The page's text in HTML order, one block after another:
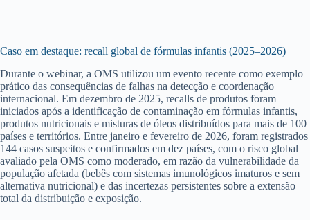
Caso em destaque: recall global de fórmulas infantis (2025–2026)
Durante o webinar, a OMS utilizou um evento recente como exemplo
prático das consequências de falhas na detecção e coordenação
internacional. Em dezembro de 2025, recalls de produtos foram
iniciados após a identificação de contaminação em fórmulas infantis,
produtos nutricionais e misturas de óleos distribuídos para mais de 100
países e territórios. Entre janeiro e fevereiro de 2026, foram registrados
144 casos suspeitos e confirmados em dez países, com o risco global
avaliado pela OMS como moderado, em razão da vulnerabilidade da
população afetada (bebês com sistemas imunológicos imaturos e sem
alternativa nutricional) e das incertezas persistentes sobre a extensão
total da distribuição e exposição.